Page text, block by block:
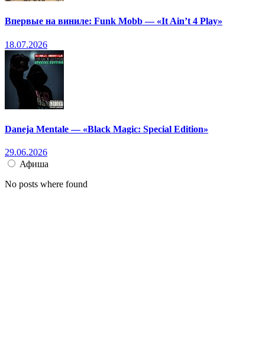
Впервые на виниле: Funk Mobb — «It Ain’t 4 Play»
18.07.2026
Daneja Mentale — «Black Magic: Special Edition»
29.06.2026
Афиша
No posts where found